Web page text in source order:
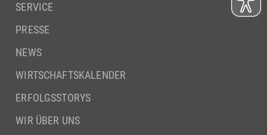
SERVICE
PRESSE
NEWS
WIRTSCHAFTSKALENDER
ERFOLGSSTORYS
WIR ÜBER UNS